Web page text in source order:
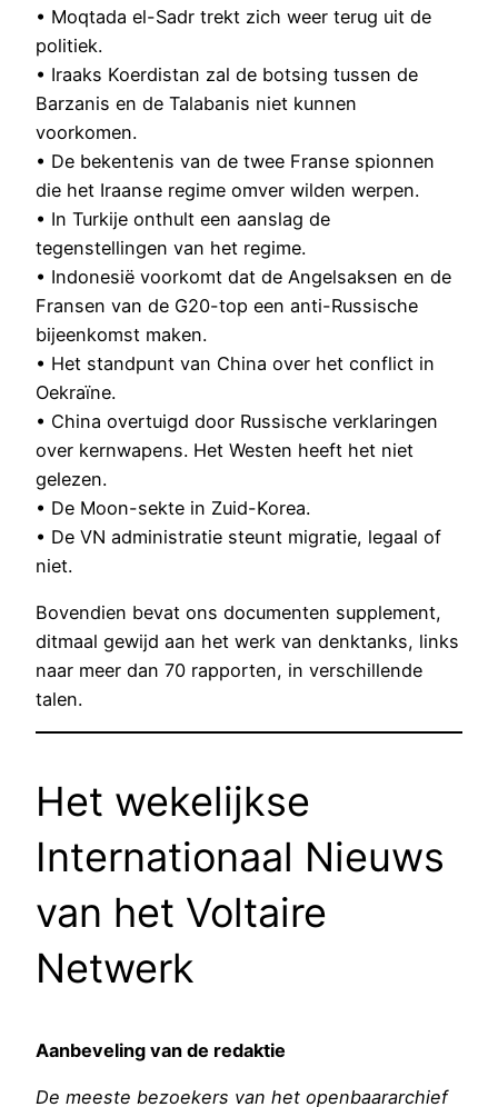
• Moqtada el-Sadr trekt zich weer terug uit de
politiek.
• Iraaks Koerdistan zal de botsing tussen de
Barzanis en de Talabanis niet kunnen
voorkomen.
• De bekentenis van de twee Franse spionnen
die het Iraanse regime omver wilden werpen.
• In Turkije onthult een aanslag de
tegenstellingen van het regime.
• Indonesië voorkomt dat de Angelsaksen en de
Fransen van de G20-top een anti-Russische
bijeenkomst maken.
• Het standpunt van China over het conflict in
Oekraïne.
• China overtuigd door Russische verklaringen
over kernwapens. Het Westen heeft het niet
gelezen.
• De Moon-sekte in Zuid-Korea.
• De VN administratie steunt migratie, legaal of
niet.
Bovendien bevat ons documenten supplement,
ditmaal gewijd aan het werk van denktanks, links
naar meer dan 70 rapporten, in verschillende
talen.
Het wekelijkse
Internationaal Nieuws
van het Voltaire
Netwerk
Aanbeveling van de redaktie
De meeste bezoekers van het openbaararchief